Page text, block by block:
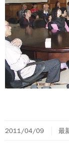
2011/04/09 最